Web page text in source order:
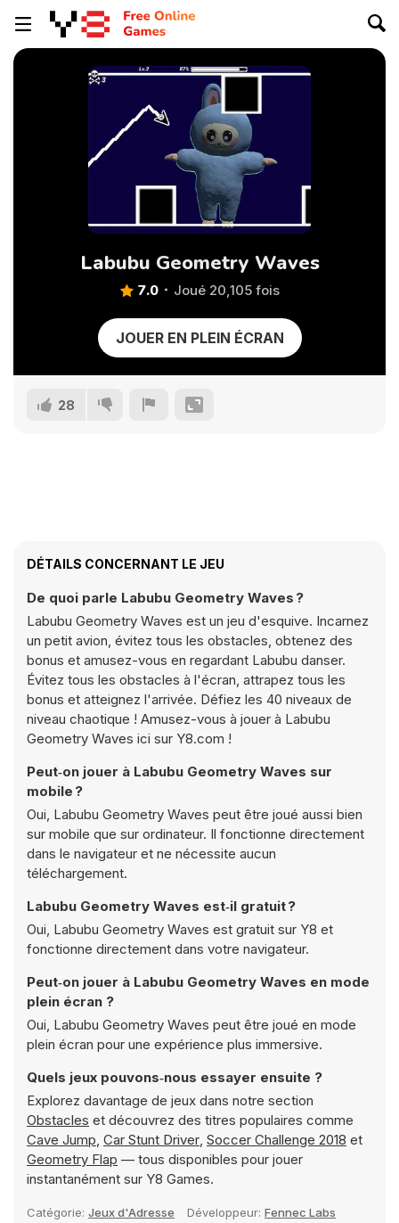
Labubu Geometry Waves
7.0 Joué 20,105 fois
JOUER EN PLEIN ÉCRAN
28
DÉTAILS CONCERNANT LE JEU
De quoi parle Labubu Geometry Waves ?
Labubu Geometry Waves est un jeu d'esquive. Incarnez
un petit avion, évitez tous les obstacles, obtenez des
bonus et amusez-vous en regardant Labubu danser.
Évitez tous les obstacles à l'écran, attrapez tous les
bonus et atteignez l'arrivée. Défiez les 40 niveaux de
niveau chaotique ! Amusez-vous à jouer à Labubu
Geometry Waves ici sur Y8.com !
Peut‑on jouer à Labubu Geometry Waves sur
mobile ?
Oui, Labubu Geometry Waves peut être joué aussi bien
sur mobile que sur ordinateur. Il fonctionne directement
dans le navigateur et ne nécessite aucun
téléchargement.
Labubu Geometry Waves est‑il gratuit ?
Oui, Labubu Geometry Waves est gratuit sur Y8 et
fonctionne directement dans votre navigateur.
Peut‑on jouer à Labubu Geometry Waves en mode
plein écran ?
Oui, Labubu Geometry Waves peut être joué en mode
plein écran pour une expérience plus immersive.
Quels jeux pouvons‑nous essayer ensuite ?
Explorez davantage de jeux dans notre section
Obstacles et découvrez des titres populaires comme
Cave Jump, Car Stunt Driver, Soccer Challenge 2018 et
Geometry Flap — tous disponibles pour jouer
instantanément sur Y8 Games.
Catégorie: Jeux d'Adresse Développeur: Fennec Labs